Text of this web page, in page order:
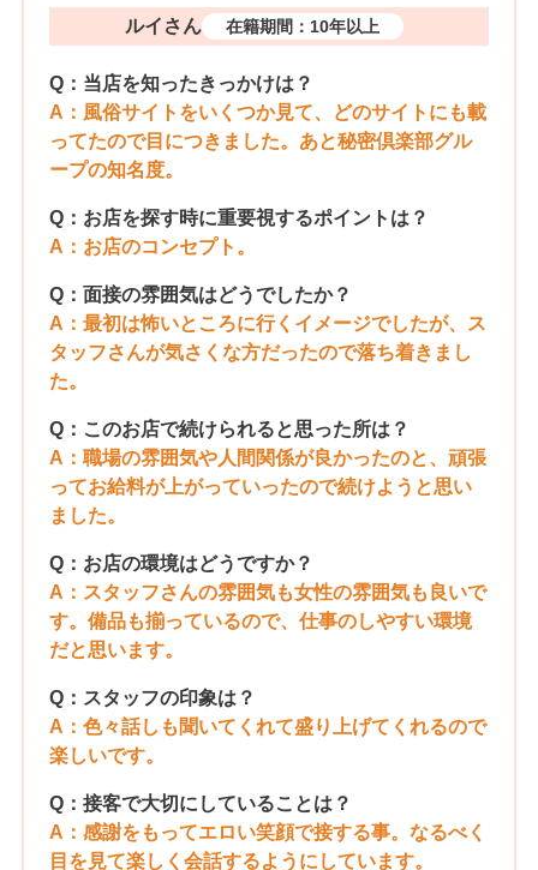
ルイさん 在籍期間：10年以上
Q：当店を知ったきっかけは？
A：風俗サイトをいくつか見て、どのサイトにも載
ってたので目につきました。あと秘密倶楽部グル
ープの知名度。
Q：お店を探す時に重要視するポイントは？
A：お店のコンセプト。
Q：面接の雰囲気はどうでしたか？
A：最初は怖いところに行くイメージでしたが、ス
タッフさんが気さくな方だったので落ち着きまし
た。
Q：このお店で続けられると思った所は？
A：職場の雰囲気や人間関係が良かったのと、頑張
ってお給料が上がっていったので続けようと思い
ました。
Q：お店の環境はどうですか？
A：スタッフさんの雰囲気も女性の雰囲気も良いで
す。備品も揃っているので、仕事のしやすい環境
だと思います。
Q：スタッフの印象は？
A：色々話しも聞いてくれて盛り上げてくれるので
楽しいです。
Q：接客で大切にしていることは？
A：感謝をもってエロい笑顔で接する事。なるべく
目を見て楽しく会話するようにしています。